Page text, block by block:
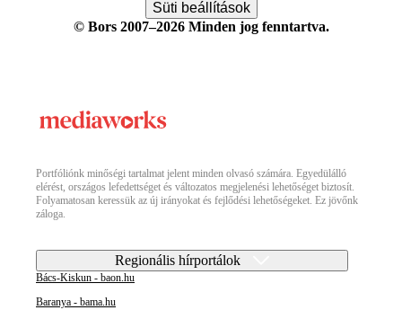
Süti beállítások
© Bors 2007–2026 Minden jog fenntartva.
Portfóliónk minőségi tartalmat jelent minden olvasó számára. Egyedülálló
elérést, országos lefedettséget és változatos megjelenési lehetőséget biztosít.
Folyamatosan keressük az új irányokat és fejlődési lehetőségeket. Ez jövőnk
záloga.
Regionális hírportálok
Bács-Kiskun - baon.hu
Baranya - bama.hu